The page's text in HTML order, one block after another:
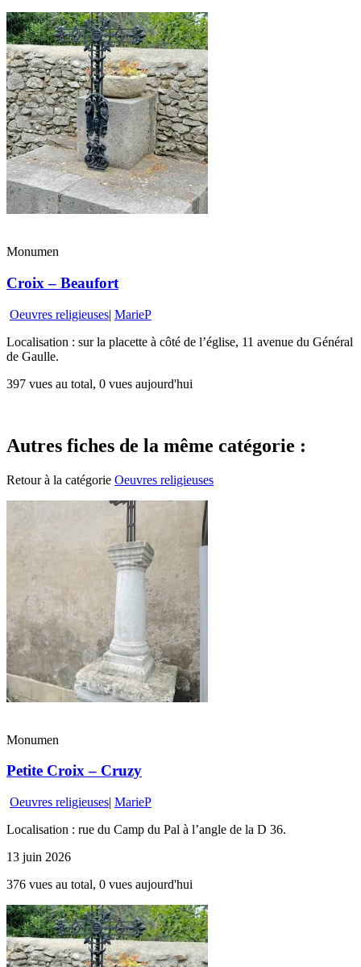
Monumen
Croix – Beaufort
Oeuvres religieuses| MarieP
Localisation : sur la placette à côté de l’église, 11 avenue du Général
de Gaulle.
397 vues au total, 0 vues aujourd'hui
Autres fiches de la même catégorie :
Retour à la catégorie Oeuvres religieuses
Monumen
Petite Croix – Cruzy
Oeuvres religieuses| MarieP
Localisation : rue du Camp du Pal à l’angle de la D 36.
13 juin 2026
376 vues au total, 0 vues aujourd'hui